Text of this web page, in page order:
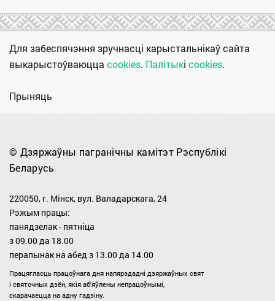
Для забеспячэння зручнасці карыстальнікаў сайта
выкарыстоўваюцца cookies. Палітыкі cookies.
Прыняць
© Дзяржаўны пагранічны камітэт Рэспублікі
Беларусь
220050, г. Мінск, вул. Валадарскага, 24
Рэжым працы:
панядзелак - пятніца
з 09.00 дa 18.00
перапынак на абед з 13.00 да 14.00
Працягласць працоўнага дня напярэдадні дзяржаўных свят
i святочных дзён, якiя аб'яўлены непрацоўнымі,
скарачаецца на адну гадзіну.